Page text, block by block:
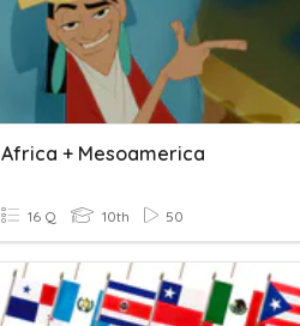
Africa + Mesoamerica
16 Q 10th 50